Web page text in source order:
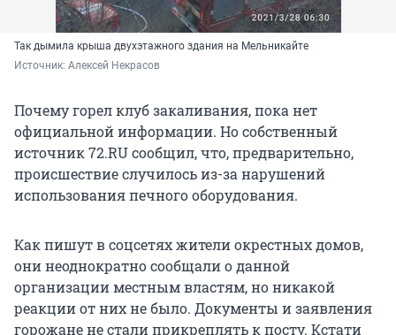
Так дымила крыша двухэтажного здания на Мельникайте
Источник: Алексей Некрасов
Почему горел клуб закаливания, пока нет
официальной информации. Но собственный
источник 72.RU сообщил, что, предварительно,
происшествие случилось из-за нарушений
использования печного оборудования.
Как пишут в соцсетях жители окрестных домов,
они неоднократно сообщали о данной
организации местным властям, но никакой
реакции от них не было. Документы и заявления
горожане не стали прикреплять к посту. Кстати